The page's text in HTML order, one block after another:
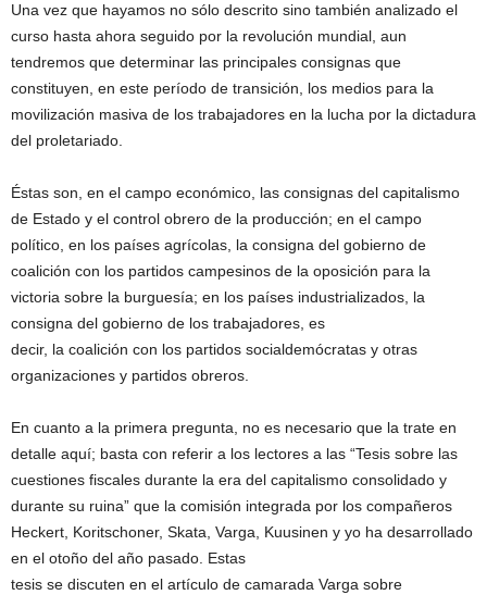
Una vez que hayamos no sólo descrito sino también analizado el
curso hasta ahora seguido por la revolución mundial, aun
tendremos que determinar las principales consignas que
constituyen, en este período de transición, los medios para la
movilización masiva de los trabajadores en la lucha por la dictadura
del proletariado.
Éstas son, en el campo económico, las consignas del capitalismo
de Estado y el control obrero de la producción; en el campo
político, en los países agrícolas, la consigna del gobierno de
coalición con los partidos campesinos de la oposición para la
victoria sobre la burguesía; en los países industrializados, la
consigna del gobierno de los trabajadores, es
decir, la coalición con los partidos socialdemócratas y otras
organizaciones y partidos obreros.
En cuanto a la primera pregunta, no es necesario que la trate en
detalle aquí; basta con referir a los lectores a las “Tesis sobre las
cuestiones fiscales durante la era del capitalismo consolidado y
durante su ruina” que la comisión integrada por los compañeros
Heckert, Koritschoner, Skata, Varga, Kuusinen y yo ha desarrollado
en el otoño del año pasado. Estas
tesis se discuten en el artículo de camarada Varga sobre